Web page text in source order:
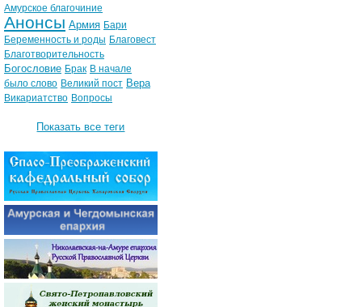
Амурское благочиние
Анонсы Армия Бари
Беременность и роды Благовест
Благотворительность
Богословие Брак В начале
было слово Великий пост Вера
Викариатство Вопросы
Показать все теги